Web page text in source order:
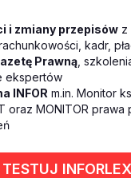
i zmiany przepisów z
kadr,
Prawną ,
ekspertów
INFOR m.in. Monitor
oraz MONITOR prawa
TESTUJ INFORLEX